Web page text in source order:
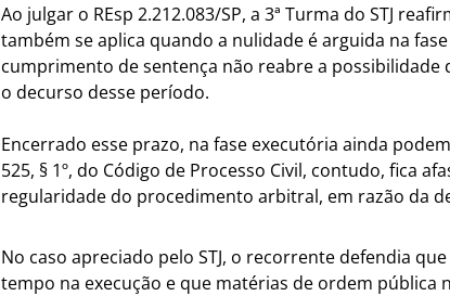
Ao julgar o REsp 2.212.083/SP, a 3ª Turma do STJ
também se aplica quando a nulidade é arguida na
cumprimento de sentença não reabre a
o decurso desse período.
Encerrado esse prazo, na fase executória ainda
525, § 1º, do Código de Processo Civil, contudo, fica
regularidade do procedimento arbitral, em razão da
No caso apreciado pelo STJ, o recorrente defendia
tempo na execução e que matérias de ordem pública